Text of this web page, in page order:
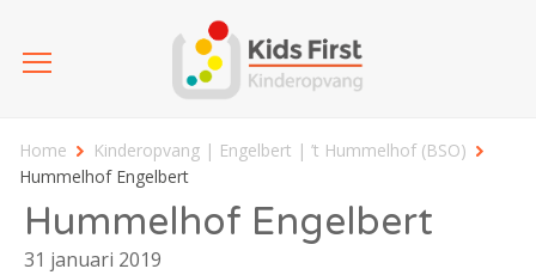
Home
Kinderopvang | Engelbert | ’t Hummelhof (BSO)
Hummelhof Engelbert
Hummelhof Engelbert
31 januari 2019